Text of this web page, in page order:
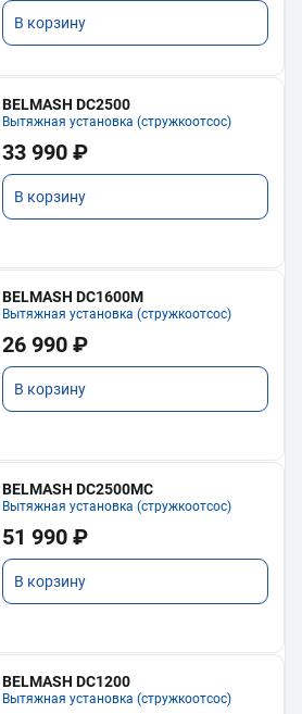
В корзину
BELMASH DC2500
Вытяжная установка (стружкоотсос)
33 990 ₽
В корзину
BELMASH DC1600M
Вытяжная установка (стружкоотсос)
26 990 ₽
В корзину
BELMASH DC2500MC
Вытяжная установка (стружкоотсос)
51 990 ₽
В корзину
BELMASH DC1200
Вытяжная установка (стружкоотсос)